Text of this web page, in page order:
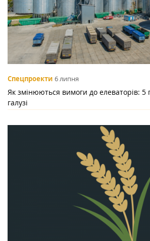
Спецпроекти 6 липня
Як змінюються вимоги до елеваторів: 5
галузі